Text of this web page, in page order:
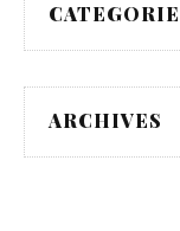
ARCHIVES